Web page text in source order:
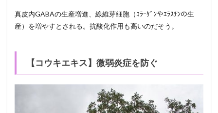
真皮内GABAの生産増進、線維芽細胞（ｺﾗｰｹﾞﾝやｴﾗｽﾁﾝの生
産）を増やすとされる。抗酸化作用も高いのだそう。
【コウキエキス】微弱炎症を防ぐ